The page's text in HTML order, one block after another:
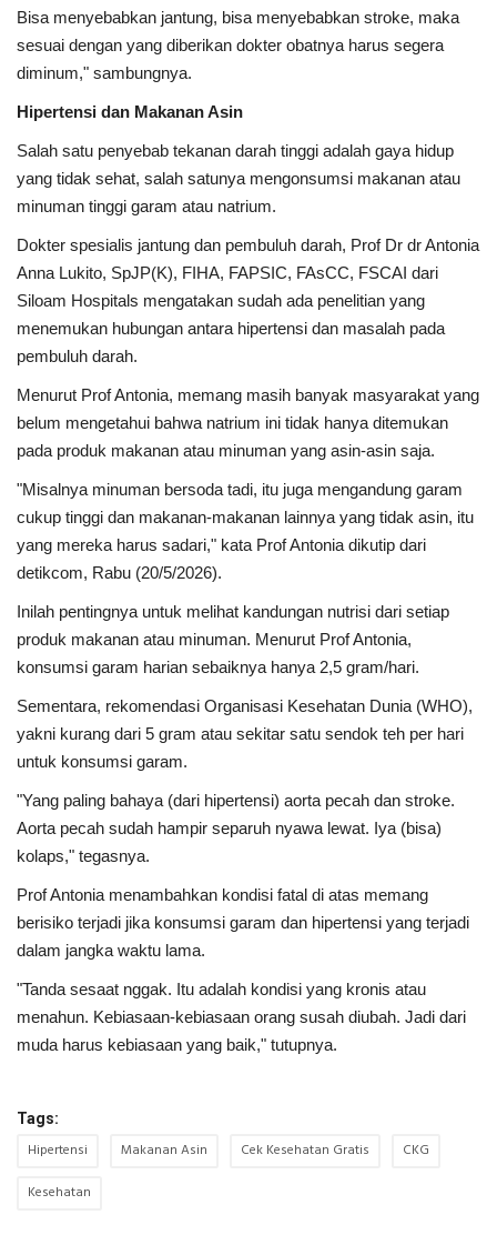
Bisa menyebabkan jantung, bisa menyebabkan stroke, maka
sesuai dengan yang diberikan dokter obatnya harus segera
diminum," sambungnya.
Hipertensi dan Makanan Asin
Salah satu penyebab tekanan darah tinggi adalah gaya hidup
yang tidak sehat, salah satunya mengonsumsi makanan atau
minuman tinggi garam atau natrium.
Dokter spesialis jantung dan pembuluh darah, Prof Dr dr Antonia
Anna Lukito, SpJP(K), FIHA, FAPSIC, FAsCC, FSCAI dari
Siloam Hospitals mengatakan sudah ada penelitian yang
menemukan hubungan antara hipertensi dan masalah pada
pembuluh darah.
Menurut Prof Antonia, memang masih banyak masyarakat yang
belum mengetahui bahwa natrium ini tidak hanya ditemukan
pada produk makanan atau minuman yang asin-asin saja.
"Misalnya minuman bersoda tadi, itu juga mengandung garam
cukup tinggi dan makanan-makanan lainnya yang tidak asin, itu
yang mereka harus sadari," kata Prof Antonia dikutip dari
detikcom, Rabu (20/5/2026).
Inilah pentingnya untuk melihat kandungan nutrisi dari setiap
produk makanan atau minuman. Menurut Prof Antonia,
konsumsi garam harian sebaiknya hanya 2,5 gram/hari.
Sementara, rekomendasi Organisasi Kesehatan Dunia (WHO),
yakni kurang dari 5 gram atau sekitar satu sendok teh per hari
untuk konsumsi garam.
"Yang paling bahaya (dari hipertensi) aorta pecah dan stroke.
Aorta pecah sudah hampir separuh nyawa lewat. Iya (bisa)
kolaps," tegasnya.
Prof Antonia menambahkan kondisi fatal di atas memang
berisiko terjadi jika konsumsi garam dan hipertensi yang terjadi
dalam jangka waktu lama.
"Tanda sesaat nggak. Itu adalah kondisi yang kronis atau
menahun. Kebiasaan-kebiasaan orang susah diubah. Jadi dari
muda harus kebiasaan yang baik," tutupnya.
Tags:
Hipertensi Makanan Asin Cek Kesehatan Gratis
CKG
Kesehatan